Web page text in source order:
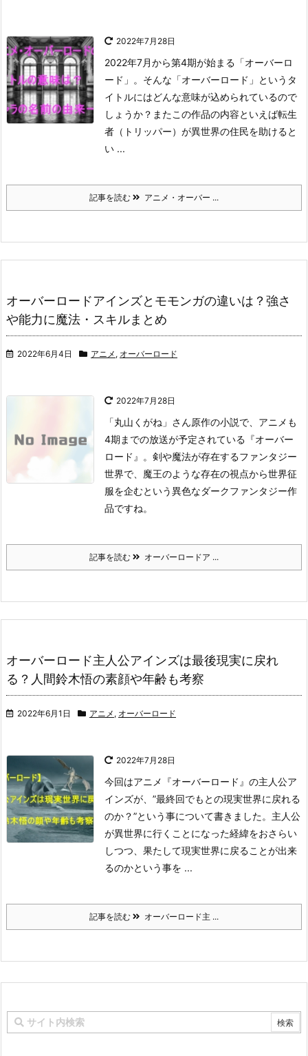
2022年7月28日
2022年7月から第4期が始まる「オーバーロ
ード」。 そんな「オーバーロード」というタ
イトルにはどんな意味が込められているので
しょうか？ またこの作品の内容といえば転生
者（トリッパー）が異世界の住民を助けると
い ...
記事を読む アニメ・オーバー ...
オーバーロードアインズとモモンガの違いは？強さ
や能力に魔法・スキルまとめ
2022年6月4日 アニメ , オーバーロード
2022年7月28日
「丸山くがね」さん原作の小説で、アニメも
4期までの放送が予定されている『オーバー
ロード』。 剣や魔法が存在するファンタジー
世界で、魔王のような存在の視点から世界征
服を企むという異色なダークファンタジー作
品ですね。
記事を読む オーバーロードア ...
オーバーロード主人公アインズは最後現実に戻れ
る？人間鈴木悟の素顔や年齢も考察
2022年6月1日 アニメ , オーバーロード
2022年7月28日
今回はアニメ『オーバーロード』の主人公ア
インズが、”最終回でもとの現実世界に戻れる
のか？”という事について書きました。 主人公
が異世界に行くことになった経緯をおさらい
しつつ、果たして現実世界に戻ることが出来
るのかという事を ...
記事を読む オーバーロード主 ...